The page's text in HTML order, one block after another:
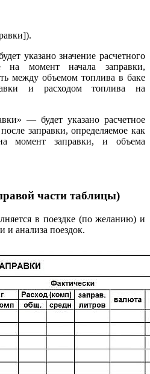
указано значение расчетного
на момент начала заправки,
между объемом топлива в баке
и расходом топлива на
— будет указано расчетное
заправки, определяемое как
момент заправки, и объема
части таблицы)
в поездке (по желанию) и
и анализа поездок.